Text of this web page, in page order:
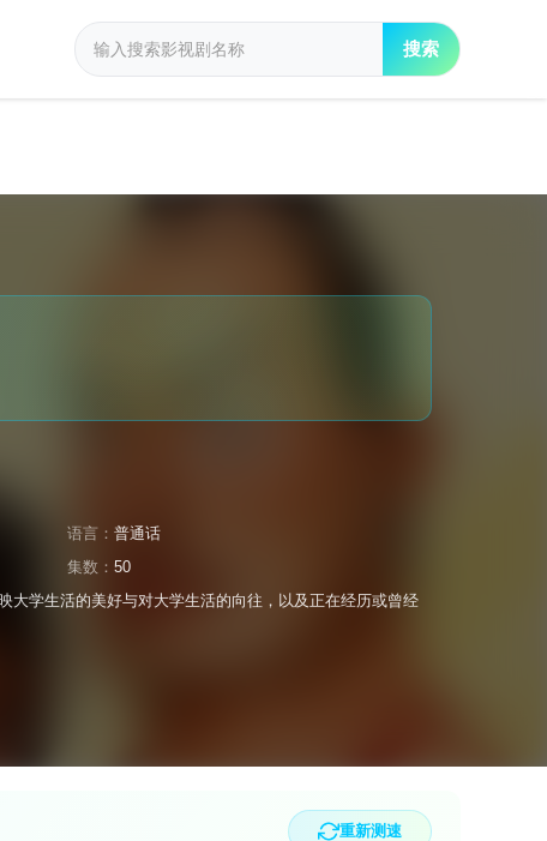
搜索
语言： 普通话
集数： 50
大学生活的美好与对大学生活的向往，以及正在经历或曾经
重新测速